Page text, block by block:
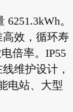
。
效，循环寿
倍率。IP55
维护设计，
电站、大型